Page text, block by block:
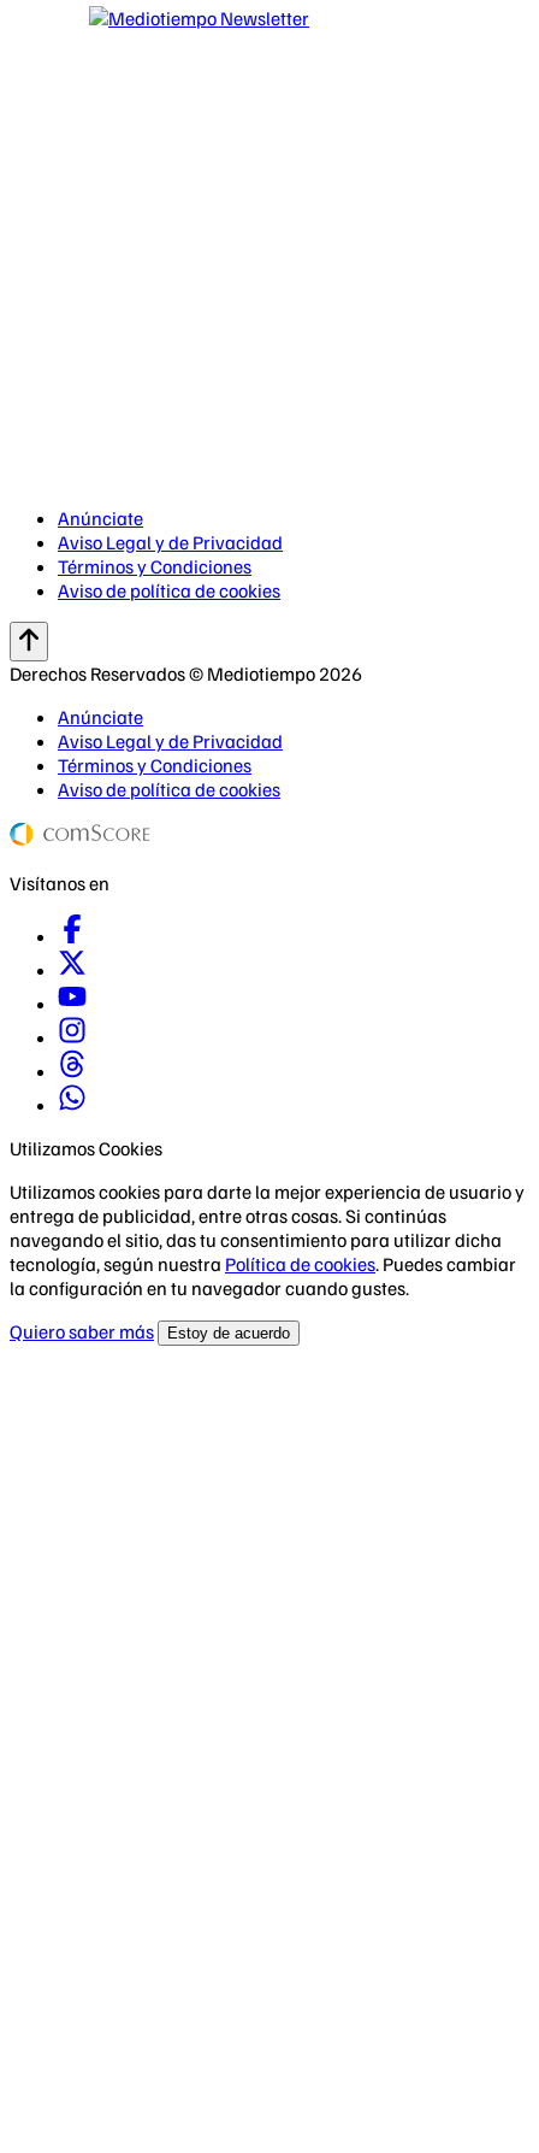
Anúnciate
Aviso Legal y de Privacidad
Términos y Condiciones
Aviso de política de cookies
Derechos Reservados © Mediotiempo 2026
Anúnciate
Aviso Legal y de Privacidad
Términos y Condiciones
Aviso de política de cookies
Visítanos en
Utilizamos Cookies
Utilizamos cookies para darte la mejor experiencia de usuario y
entrega de publicidad, entre otras cosas. Si continúas
navegando el sitio, das tu consentimiento para utilizar dicha
tecnología, según nuestra Política de cookies. Puedes cambiar
la configuración en tu navegador cuando gustes.
Quiero saber más
Estoy de acuerdo